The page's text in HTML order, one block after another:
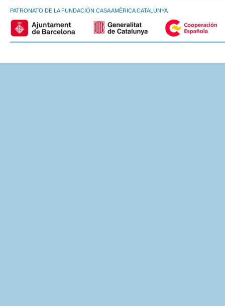
PATRONATO DE LA FUNDACIÓN CASA AMÈRICA CATALUNYA